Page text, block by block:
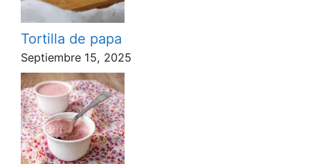
Tortilla de papa
Septiembre 15, 2025